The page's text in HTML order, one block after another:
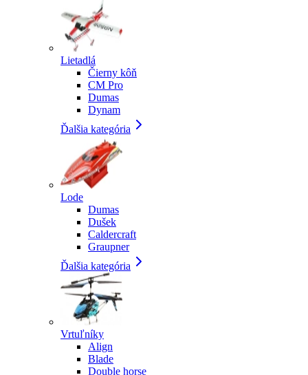
Lietadlá
Čierny kôň
CM Pro
Dumas
Dynam
Ďalšia kategória
Lode
Dumas
Dušek
Caldercraft
Graupner
Ďalšia kategória
Vrtuľníky
Align
Blade
Double horse